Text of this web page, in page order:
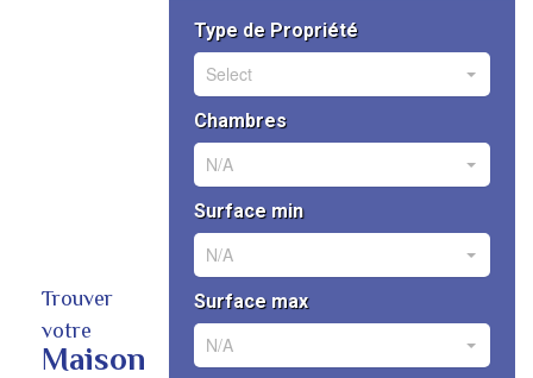
Trouver
votre
Maison
Type de Propriété
Select
Chambres
N/A
Surface min
N/A
Surface max
N/A